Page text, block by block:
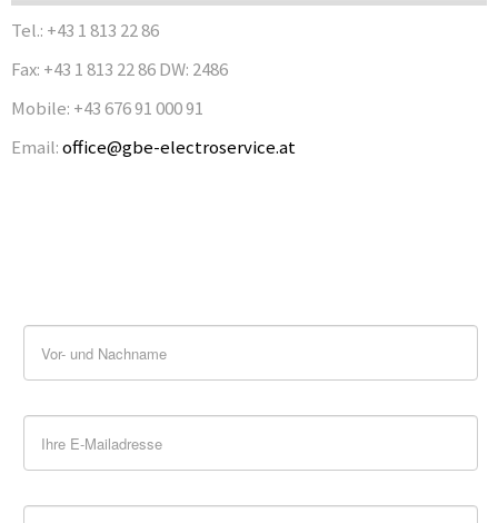
Tel.: +43 1 813 22 86
Fax: +43 1 813 22 86 DW: 2486
Mobile: +43 676 91 000 91
Email:office@gbe-electroservice.at